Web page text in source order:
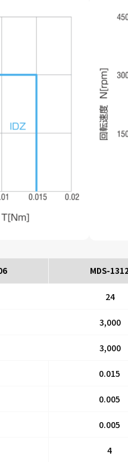
お電話でのお問い合わせ
MDS-1312
24
3,000
3,000
0.015
0.005
0.005
4